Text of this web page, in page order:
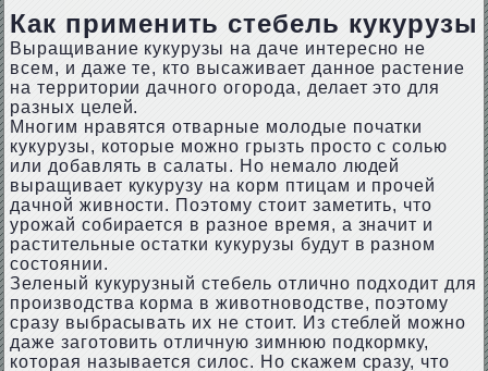
Как применить стебель кукурузы
Выращивание кукурузы на даче интересно не
всем, и даже те, кто высаживает данное растение
на территории дачного огорода, делает это для
разных целей.
Многим нравятся отварные молодые початки
кукурузы, которые можно грызть просто с солью
или добавлять в салаты. Но немало людей
выращивает кукурузу на корм птицам и прочей
дачной живности. Поэтому стоит заметить, что
урожай собирается в разное время, а значит и
растительные остатки кукурузы будут в разном
состоянии.
Зеленый кукурузный стебель отлично подходит для
производства корма в животноводстве, поэтому
сразу выбрасывать их не стоит. Из стеблей можно
даже заготовить отличную зимнюю подкормку,
которая называется силос. Но скажем сразу, что